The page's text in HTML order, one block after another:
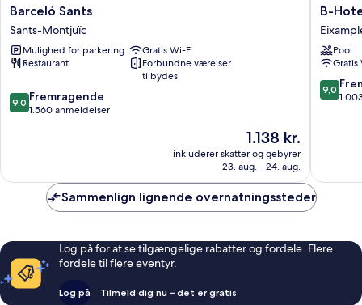
Barceló
Sants
Sants-
Montjuïc
Barceló Sants
Sants-Montjuïc
Mulighed for parkering
Gratis Wi-Fi
Restaurant
Forbundne værelser
tilbydes
9.0
ud
anmeldelser
9,0 Fremragende
1.560 anmeldelser
Prisen
1.138 kr.
1.138 kr.
inkluderer skatter og gebyrer
23. aug. - 24. aug.
B-
Hotel
B-
Pool
Gratis
9.0
ud
9,0
Sammenlign lignende overnatningssteder
Log på for at se tilgængelige rabatter og fordele. Flere
fordele til flere eventyr.
Log på Tilmeld dig nu – det er gratis